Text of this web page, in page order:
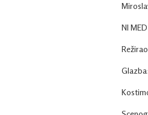
NI